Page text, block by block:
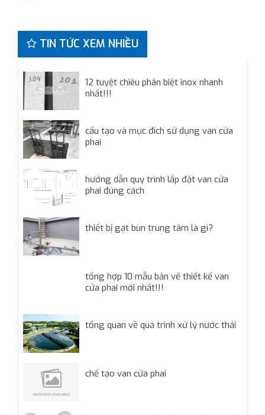
TIN TỨC XEM NHIỀU
12 tuyệt chiêu phân biệt inox nhanh
nhất!!!
cấu tạo và mục đích sử dụng van cửa
phai
hướng dẫn quy trình lắp đặt van cửa
phai đúng cách
thiết bị gạt bùn trung tâm là gì?
tổng hợp 10 mẫu bản vẽ thiết kế van
cửa phai mới nhất!!!
tổng quan về quá trình xử lý nước thải
chế tạo van cửa phai